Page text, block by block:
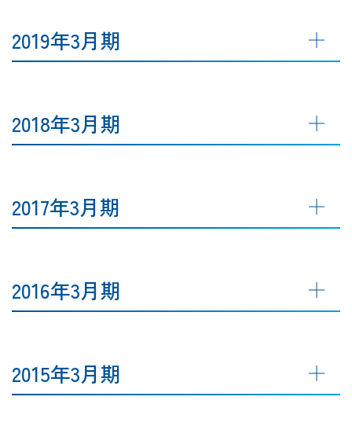
2019年3月期
2018年3月期
2017年3月期
2016年3月期
2015年3月期